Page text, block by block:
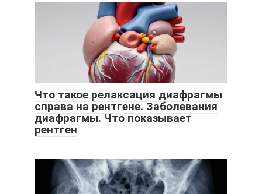
Что такое релаксация диафрагмы
справа на рентгене. Заболевания
диафрагмы. Что показывает
рентген